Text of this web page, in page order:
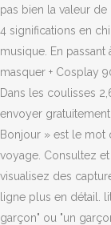
pas bien la valeur
4 significations en
musique. En passant
masquer + Cosplay
Dans les coulisses
envoyer
Bonjour » est le mot
voyage. ‎Consultez et
visualisez des
ligne plus en détail.
garçon" ou "un